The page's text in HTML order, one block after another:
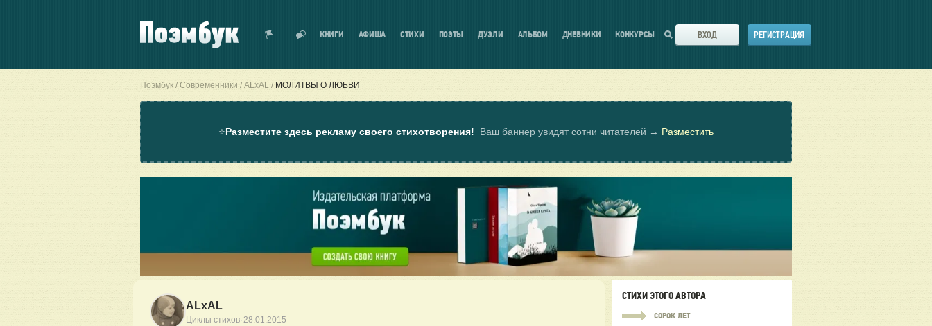
КНИГИ АФИША СТИХИ ПОЭТЫ ДУЭЛИ АЛЬБОМ ДНЕВНИКИ КОНКУРСЫ ВХОД РЕГИСТРАЦИЯ
Поэмбук Современники ALxAL МОЛИТВЫ О ЛЮБВИ
⭐Разместите здесь рекламу своего стихотворения! Ваш баннер увидят сотни читателей → Разместить
ALxAL
Циклы стихов·28.01.2015
СТИХИ ЭТОГО АВТОРА
СОРОК ЛЕТ